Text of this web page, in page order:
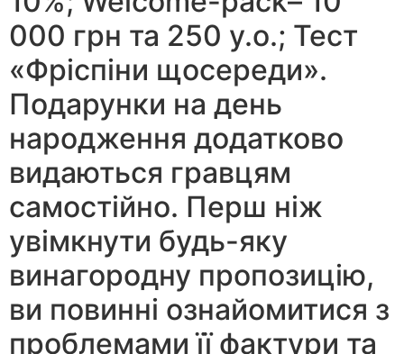
000 грн та 250 у.о.; Тест
«Фріспіни щосереди».
Подарунки на день
народження додатково
видаються гравцям
самостійно. Перш ніж
увімкнути будь-яку
винагородну пропозицію,
ви повинні ознайомитися з
проблемами її фактури та